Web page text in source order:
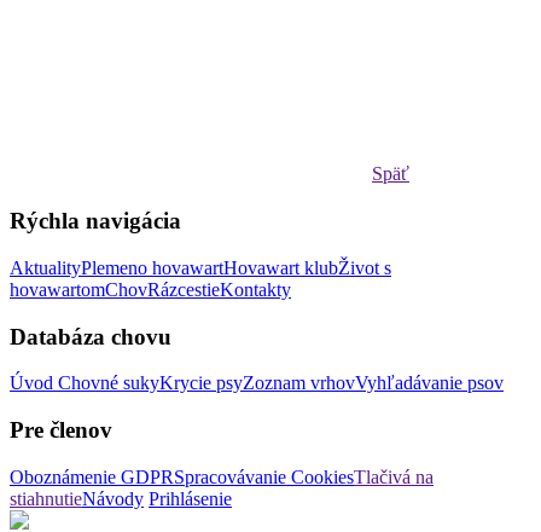
Späť
Rýchla navigácia
AktualityPlemeno hovawartHovawart klubŽivot s
hovawartomChovRázcestieKontakty
Databáza chovu
Úvod Chovné sukyKrycie psyZoznam vrhovVyhľadávanie psov
Pre členov
Oboznámenie GDPRSpracovávanie CookiesTlačivá na
stiahnutieNávody Prihlásenie